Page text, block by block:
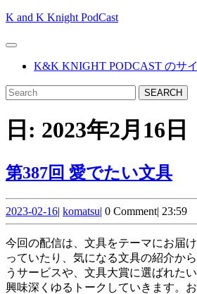
Skip
content
K and K Knight PodCast
Open
ButtonK&K KNIGHT PODCAST のサ
CLOSE
BUTTON
Search
for:
日: 2023年2月16日
第387回 愛でたい文具第
回
愛
で
た
2023-02-162023-
02-
16
| komatsukomatsu
| 0 Comment| 23:59
今回の配信は、文具をテーマにお届けします。Kが最近はま
っていたり、気になる文具の紹介か
うサービスや、文具大賞に選ばれた
興味深くゆるトークしていきます。